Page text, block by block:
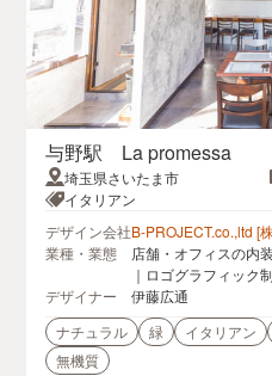
与野駅 La promessa
埼玉県さいたま市
イタリアン
デザイン会社B-PROJECT.co.,ltd [
業種・業態
店舗・オフィスの内
｜ロゴグラフィック
デザイナー
伊藤広通
ナチュラル
緑 イタリアン
無機質